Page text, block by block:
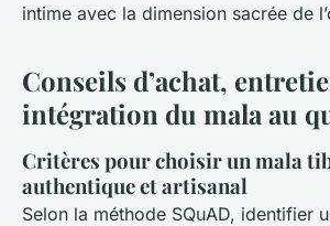
intime avec la dimension sacrée de
Conseils d’achat,
intégration du mala au
Critères pour choisir un mala
authentique et artisanal
Selon la méthode SQuAD, identifier